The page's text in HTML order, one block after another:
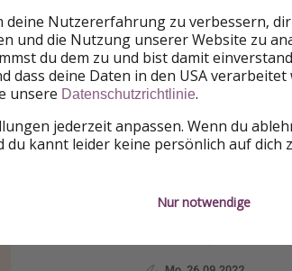
deine Nutzererfahrung zu verbessern,
und die Nutzung unserer Website zu
du dem zu und bist damit
dass deine Daten in den USA
unsere Datenschutzrichtlinie.
jederzeit anpassen. Wenn du
du kannt leider keine persönlich auf
Nur notwendige